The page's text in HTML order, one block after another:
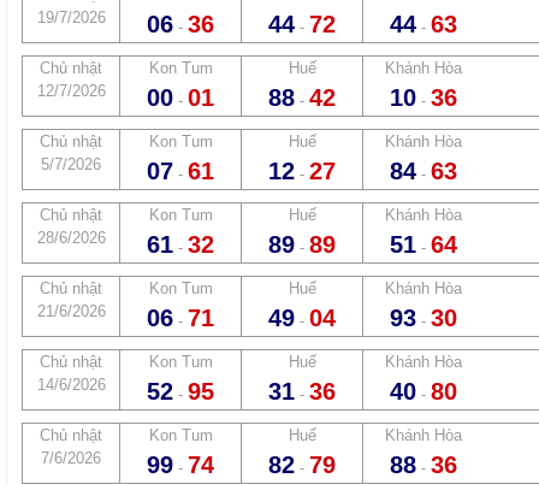
19/7/2026
06 - 36 44 - 72 44 - 63
Chủ nhật
12/7/2026
Kon Tum
00 - 01
Huế
88 - 42
Khánh Hòa
10 - 36
Chủ nhật
5/7/2026
Kon Tum
07 - 61
Huế
12 - 27
Khánh Hòa
84 - 63
Chủ nhật
28/6/2026
Kon Tum
61 - 32
Huế
89 - 89
Khánh Hòa
51 - 64
Chủ nhật
21/6/2026
Kon Tum
06 - 71
Huế
49 - 04
Khánh Hòa
93 - 30
Chủ nhật
14/6/2026
Kon Tum
52 - 95
Huế
31 - 36
Khánh Hòa
40 - 80
Chủ nhật
7/6/2026
Kon Tum
99 - 74
Huế
82 - 79
Khánh Hòa
88 - 36